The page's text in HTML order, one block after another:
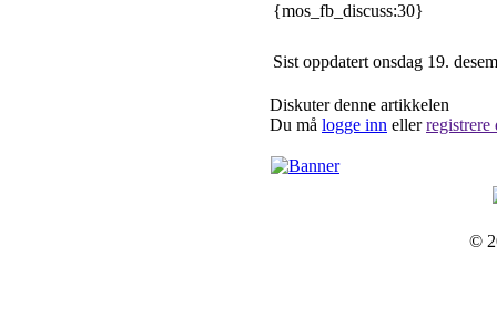
{mos_fb_discuss:30}
Sist oppdatert onsdag 19.
Diskuter denne artikkelen
Du må logge inn ellerregistrere
©